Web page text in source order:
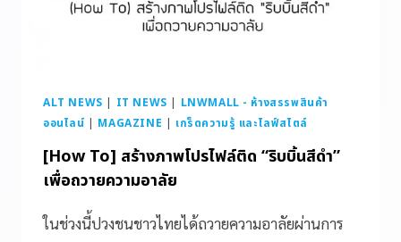
ALT NEWS | IT NEWS | LNWMALL - ห้างสรรพสินค้า
ออนไลน์ | MAGAZINE | เกร็ดความรู้ และไลฟ์สไตล์
[How To] สร้างภาพโปรไฟล์ติด “ริบบิ้นสีดำ”
เพื่อถวายความอาลัย
ในช่วงนี้ปวงชนชาวไทยได้ถวายความอาลัยผ่านการ